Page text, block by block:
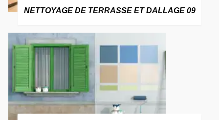
NETTOYAGE DE TERRASSE ET DALLAGE 09